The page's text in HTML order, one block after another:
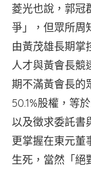
科
技
今
（6）
日
大
動
作
砸
錢
登
五
菱光也說，郭冠
爭」，但眾所周
由黃茂雄長期掌
人才與黃會長競
期不滿黃會長的
50.1%股權，等
以及徵求委託書
更掌握在東元董
生死，當然「絕